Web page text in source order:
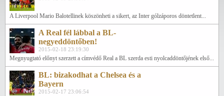
A Liverpool Mario Balotellinek köszönheti a sikert, az Inter gólzáporos döntetlent...
A Real fél lábbal a BL-
negyeddöntőben!
2015-02-18 23:19:30
Megnyugtató előnyt szerzett a címvédő Real a BL szerda esti nyolcaddöntőjének első...
BL: bizakodhat a Chelsea és a
Bayern
2015-02-17 23:06:54